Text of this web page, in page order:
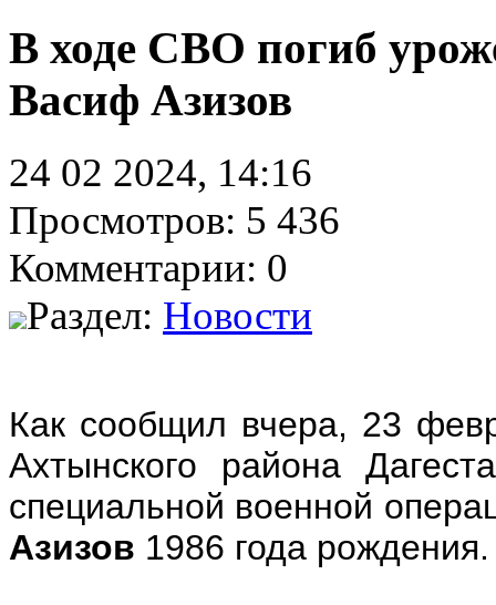
В ходе СВО погиб
Васиф Азизов
24 02 2024, 14:16
Просмотров: 5 436
Комментарии: 0
Раздел: Новости
Как сообщил вчера, 23
Ахтынского района
специальной военной
Азизов 1986 года рождения.